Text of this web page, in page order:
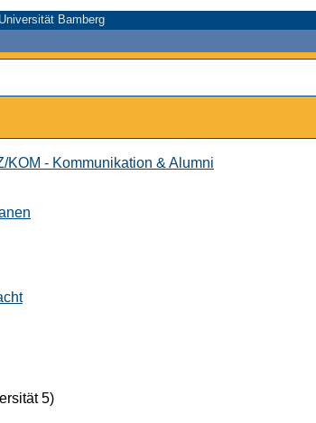
Bamberg
KOM - Kommunikation & Alumni
5)